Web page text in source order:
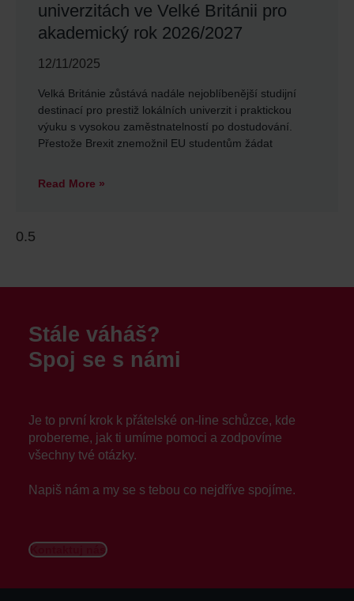
univerzitách ve Velké Británii pro
akademický rok 2026/2027
12/11/2025
Velká Británie zůstává nadále nejoblíbenější studijní
destinací pro prestiž lokálních univerzit i praktickou
výuku s vysokou zaměstnatelností po dostudování.
Přestože Brexit znemožnil EU studentům žádat
Read More »
Stále váháš?
Spoj se s námi
Je to první krok k přátelské on-line schůzce, kde
probereme, jak ti umíme pomoci a zodpovíme
všechny tvé otázky.
Napiš nám a my se s tebou co nejdříve spojíme.
Kontaktuj nás